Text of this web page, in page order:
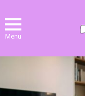
Menu